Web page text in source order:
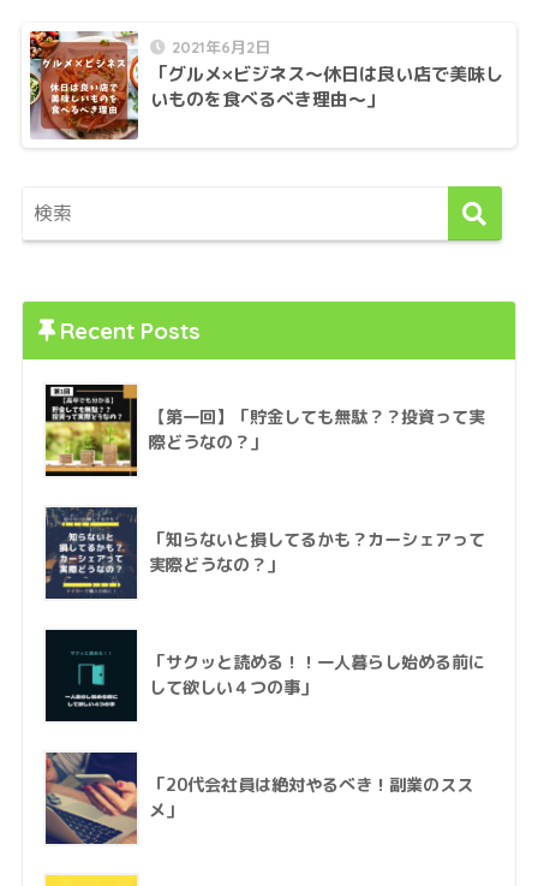
2021年6月2日
「グルメ×ビジネス〜休日は良い店で美味し
いものを食べるべき理由〜」
Recent Posts
【第一回】「貯金しても無駄？？投資って実
際どうなの？」
「知らないと損してるかも？カーシェアって
実際どうなの？」
「サクッと読める！！一人暮らし始める前に
して欲しい４つの事」
「20代会社員は絶対やるべき！副業のスス
メ」